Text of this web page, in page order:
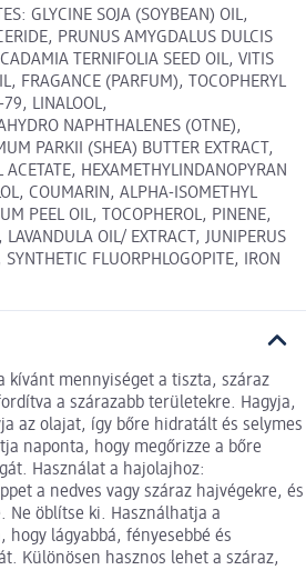
GLYCINE SOJA (SOYBEAN) OIL,
PRUNUS AMYGDALUS DULCIS
TERNIFOLIA SEED OIL, VITIS
FRAGANCE (PARFUM), TOCOPHERYL
79, LINALOOL,
NAPHTHALENES (OTNE),
PARKII (SHEA) BUTTER EXTRACT,
HEXAMETHYLINDANOPYRAN
COUMARIN, ALPHA-ISOMETHYL
PEEL OIL, TOCOPHEROL, PINENE,
OIL/ EXTRACT, JUNIPERUS
FLUORPHLOGOPITE, IRON
kívánt mennyiséget a tiszta, száraz
a szárazabb területekre. Hagyja,
az olajat, így bőre hidratált és selymes
naponta, hogy megőrizze a bőre
Használat a hajolajhoz:
a nedves vagy száraz hajvégekre, és
Ne öblítse ki. Használhatja a
lágyabbá, fényesebbé és
Különösen hasznos lehet a száraz,